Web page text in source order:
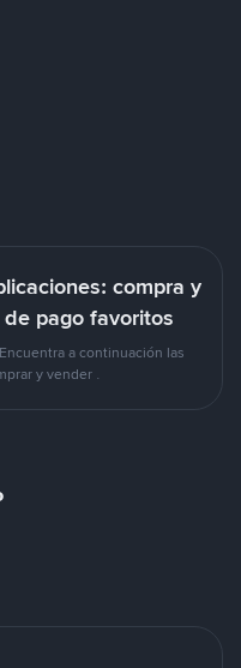
compra y
pago favoritos
a continuación las
y vender .